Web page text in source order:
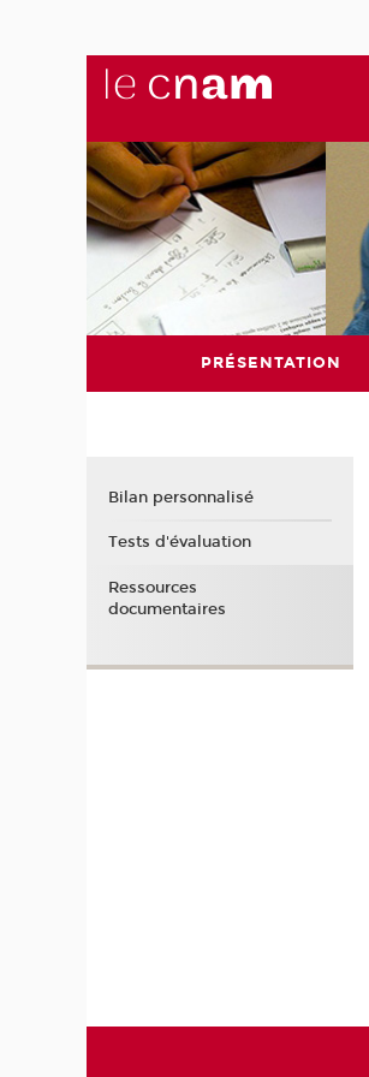
PRÉSENTATION
Bilan personnalisé
Tests d'évaluation
Ressources
documentaires